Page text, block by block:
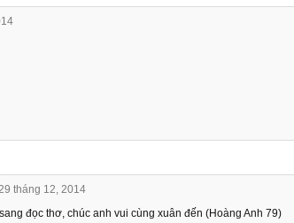
tháng 12, 2014
đọc thơ, chúc anh vui cùng xuân đến (Hoàng Anh 79)